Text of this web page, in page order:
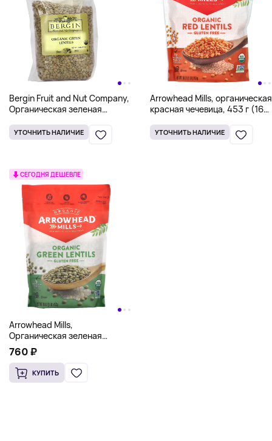
Bergin Fruit and Nut Company,
Органическая зеленая
УТОЧНИТЬ НАЛИЧИЕ
Arrowhead Mills, органическая
красная чечевица, 453 г (16
УТОЧНИТЬ НАЛИЧИЕ
СЕГОДНЯ ДЕШЕВЛЕ
Arrowhead Mills,
Органическая зеленая
чечевица, 16 унций (453 г)
760 ₽
КУПИТЬ